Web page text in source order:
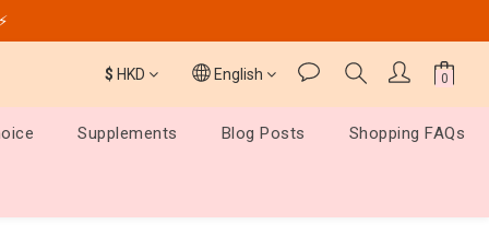
$ HKD English
Supplements Blog Posts Shopping FAQs